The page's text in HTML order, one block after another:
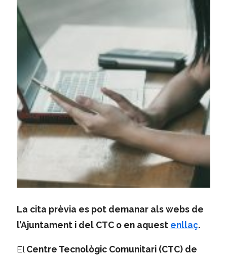
La cita prèvia es pot demanar als webs de
l’Ajuntament i del CTC o en aquest enllaç.
El Centre Tecnològic Comunitari (CTC) de